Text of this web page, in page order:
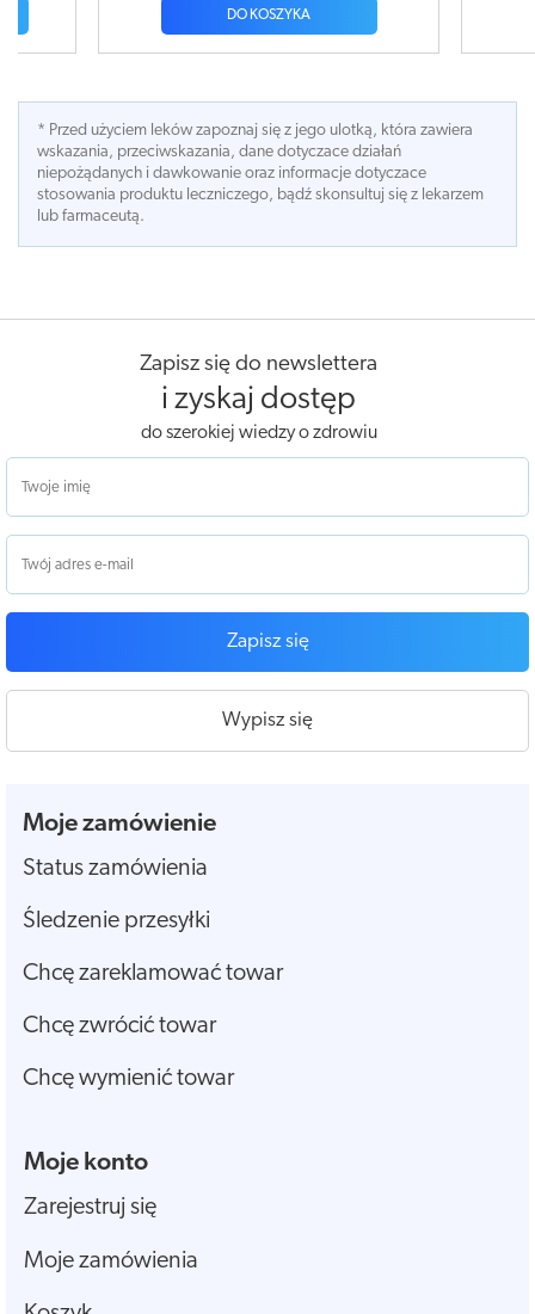
DO KOSZYKA
* Przed użyciem leków zapoznaj się z jego ulotką, która zawiera
wskazania, przeciwskazania, dane dotyczace działań
niepożądanych i dawkowanie oraz informacje dotyczace
stosowania produktu leczniczego, bądź skonsultuj się z lekarzem
lub farmaceutą.
Zapisz się do newslettera
i zyskaj dostęp
do szerokiej wiedzy o zdrowiu
Zapisz się
Wypisz się
Moje zamówienie
Status zamówienia
Śledzenie przesyłki
Chcę zareklamować towar
Chcę zwrócić towar
Chcę wymienić towar
Moje konto
Zarejestruj się
Moje zamówienia